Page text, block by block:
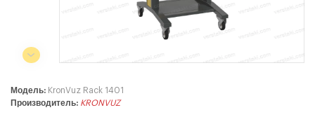
220004, г. Минск, ул. Западная,
Режим работы:
Модель: KronVuz Rack 1401
Производитель: KRONVUZ